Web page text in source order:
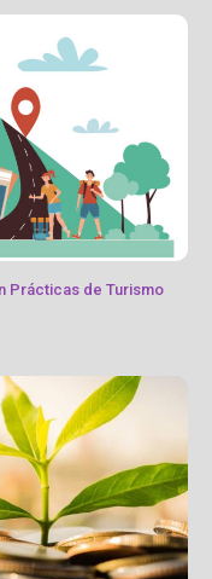
Prácticas de Turismo